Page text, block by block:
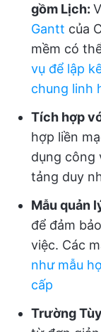
gồm Lịch:
Gantt của
mềm có
vụ để lập
chung linh
Tích hợp
hợp liền
dụng công
tảng duy
Mẫu quản
để đảm
việc. Các
như mẫu
cấp
Trường